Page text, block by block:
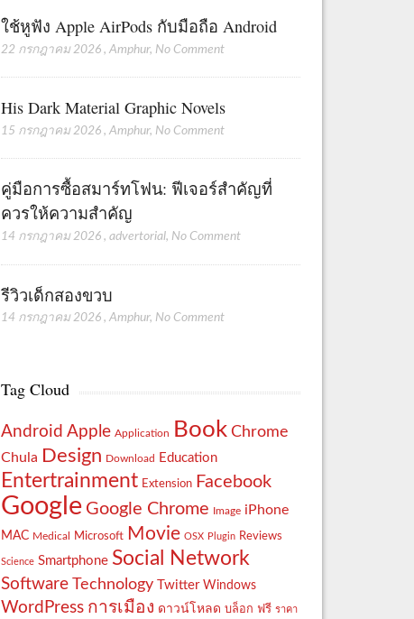
ใช้หูฟัง Apple AirPods กับมือถือ Android
22 กรกฎาคม 2026 ,Amphur, No Comment
His Dark Material Graphic Novels
15 กรกฎาคม 2026 ,Amphur, No Comment
คู่มือการซื้อสมาร์ทโฟน: ฟีเจอร์สำคัญที่
ควรให้ความสำคัญ
14 กรกฎาคม 2026 ,advertorial, No Comment
รีวิวเด็กสองขวบ
14 กรกฎาคม 2026 ,Amphur, No Comment
Tag Cloud
Android Apple Application Book Chrome
Chula Design Download Education
Entertrainment Extension Facebook
Google Google Chrome Image iPhone
MAC Medical Microsoft Movie OSX Plugin Reviews
Science Smartphone Social Network
Software Technology Twitter Windows
WordPress การเมือง ดาวน์โหลด บล็อก ฟรี ราคา